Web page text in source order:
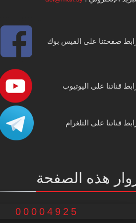
صفحتنا على الفيس بوك
قناتنا على اليوتيوب
قناتنا على التلغرام
هذه الصفحة
00004925